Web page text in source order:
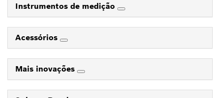
Instrumentos de medição
Acessórios
Mais inovações